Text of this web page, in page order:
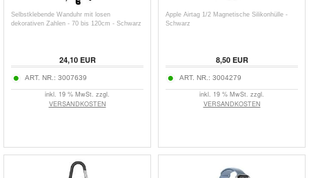
Selbstklebende Wanduhr mit losen
dekorativen Zahlen - 70 bis 120cm - Schwarz
24,10EUR
ART. NR.: 3007639
inkl. 19 % MwSt. zzgl.
VERSANDKOSTEN
Apple Airtag 1/2 Magnetische Silikonhülle -
Schwarz
8,50EUR
ART. NR.: 3004279
inkl. 19 % MwSt. zzgl.
VERSANDKOSTEN